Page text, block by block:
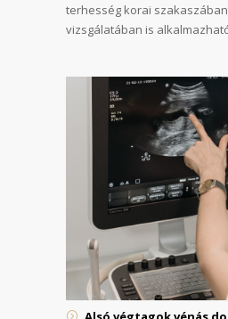
terhesség korai
vizsgálatában is